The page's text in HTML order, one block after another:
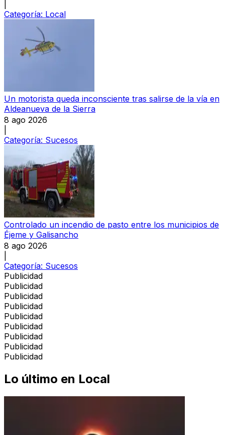
Categoría: Local
Un motorista queda inconsciente tras salirse de la vía en
Aldeanueva de la Sierra
8 ago 2026
Categoría: Sucesos
Controlado un incendio de pasto entre los municipios de
Éjeme y Galisancho
8 ago 2026
Categoría: Sucesos
Publicidad
Publicidad
Publicidad
Publicidad
Publicidad
Publicidad
Publicidad
Publicidad
Publicidad
Lo último en Local